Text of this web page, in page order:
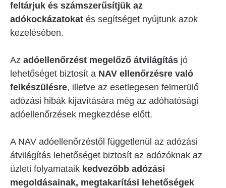
feltárjuk és számszerűsítjük az
adókockázatokat és segítséget nyújtunk azok
kezelésében.
Az adóellenőrzést megelőző átvilágítás jó
lehetőséget biztosít a NAV ellenőrzésre való
felkészülésre, illetve az esetlegesen felmerülő
adózási hibák kijavítására még az adóhatósági
adóellenőrzések megkezdése előtt.
A NAV adóellenőrzéstől függetlenül az adózási
átvilágítás lehetőséget biztosít az adózóknak az
üzleti folyamataik kedvezőbb adózási
megoldásainak, megtakarítási lehetőségek